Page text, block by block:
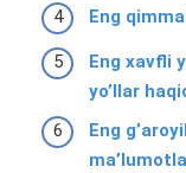
Eng
Eng xavfli
yo’llar
Eng